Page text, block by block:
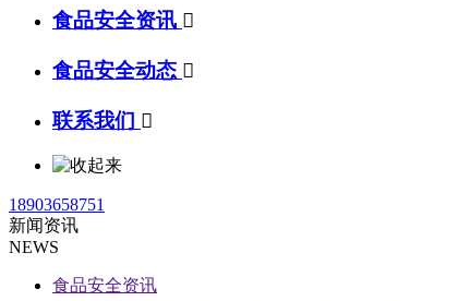
食品安全资讯 
食品安全动态 
联系我们 
18903658751
新闻资讯
NEWS
食品安全资讯